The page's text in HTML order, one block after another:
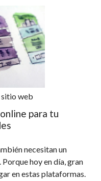
sitio web
para tu
necesitan un
hoy en día, gran
en estas plataformas.